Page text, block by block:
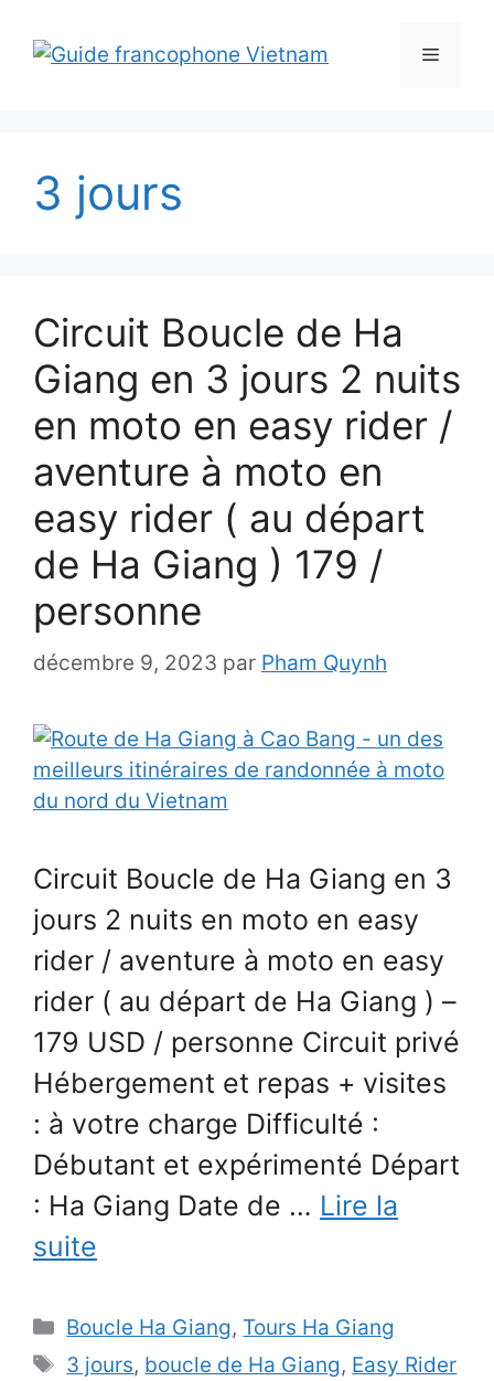
Menu
3 jours
Circuit Boucle de Ha
Giang en 3 jours 2 nuits
en moto en easy rider /
aventure à moto en
easy rider ( au départ
de Ha Giang ) 179 /
personne
décembre 9, 2023 par Pham Quynh
Circuit Boucle de Ha Giang en 3
jours 2 nuits en moto en easy
rider / aventure à moto en easy
rider ( au départ de Ha Giang ) –
179 USD / personne Circuit privé
Hébergement et repas + visites
: à votre charge Difficulté :
Débutant et expérimenté Départ
: Ha Giang Date de … Lire la
suite
Catégories
Boucle Ha Giang, Tours Ha Giang
Étiquettes
3 jours, boucle de Ha Giang, Easy Rider